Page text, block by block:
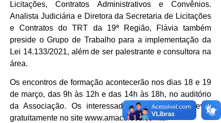
Licitações, Contratos Administrativos e Convênios.
Analista Judiciária e Diretora da Secretaria de Licitações
e Contratos do TRT da 19ª Região, Flávia também
preside o Grupo de Trabalho para a implementação da
Lei 14.133/2021, além de ser palestrante e consultora na
área.
Os encontros de formação acontecerão nos dias 18 e 19
de março, das 9h às 12h e das 14h às 18h, no auditório
da Associação. Os interessados podem se inscrever
gratuitamente no site www.amacursos.com.br